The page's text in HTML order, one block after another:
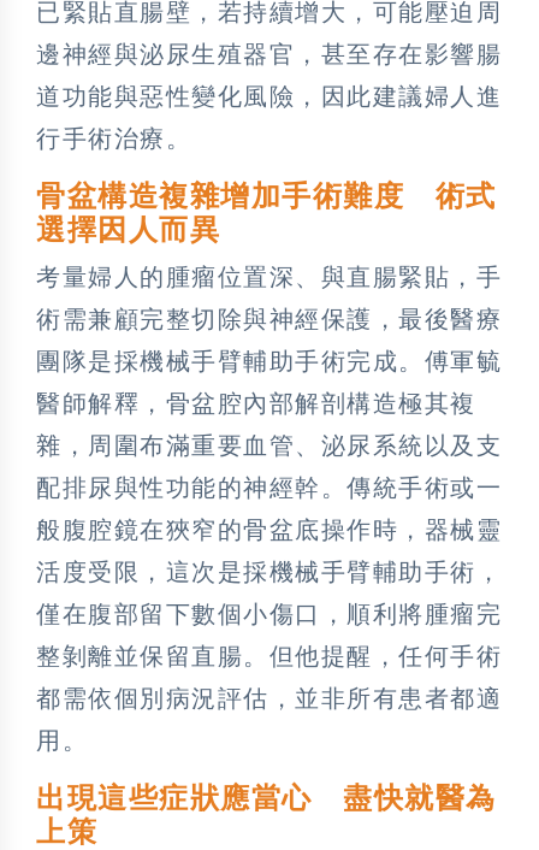
已緊貼直腸壁，若持續增大，可能壓迫周
邊神經與泌尿生殖器官，甚至存在影響腸
道功能與惡性變化風險，因此建議婦人進
行手術治療。
骨盆構造複雜增加手術難度 術式
選擇因人而異
考量婦人的腫瘤位置深、與直腸緊貼，手
術需兼顧完整切除與神經保護，最後醫療
團隊是採機械手臂輔助手術完成。傅軍毓
醫師解釋，骨盆腔內部解剖構造極其複
雜，周圍布滿重要血管、泌尿系統以及支
配排尿與性功能的神經幹。傳統手術或一
般腹腔鏡在狹窄的骨盆底操作時，器械靈
活度受限，這次是採機械手臂輔助手術，
僅在腹部留下數個小傷口，順利將腫瘤完
整剝離並保留直腸。但他提醒，任何手術
都需依個別病況評估，並非所有患者都適
用。
出現這些症狀應當心 盡快就醫為
上策